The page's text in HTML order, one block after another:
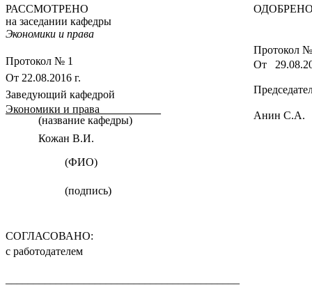
РАССМОТРЕНО
на заседании кафедры
Экономики и права
Протокол № 1
От 22.08.2016 г.
Заведующий кафедрой
Экономики и права___________
(название кафедры)
Кожан В.И.
(ФИО)
(подпись)
Протокол
От
Анин С.А.
СОГЛАСОВАНО:
с работодателем